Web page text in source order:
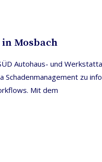
Mosbach
Autohaus- und
zu
Mit dem